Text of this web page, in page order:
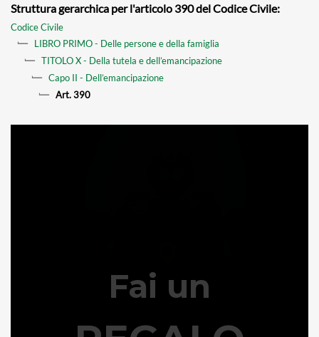
Struttura gerarchica per l'articolo 390 del Codice Civile:
Codice Civile
LIBRO PRIMO - Delle persone e della famiglia
TITOLO X - Della tutela e dell’emancipazione
Capo II - Dell’emancipazione
Art. 390